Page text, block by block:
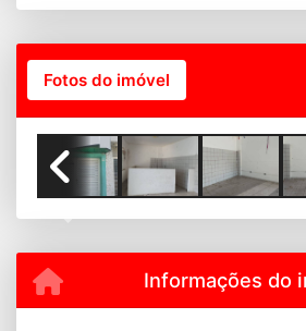
Fotos do imóvel
Previous
Informações do